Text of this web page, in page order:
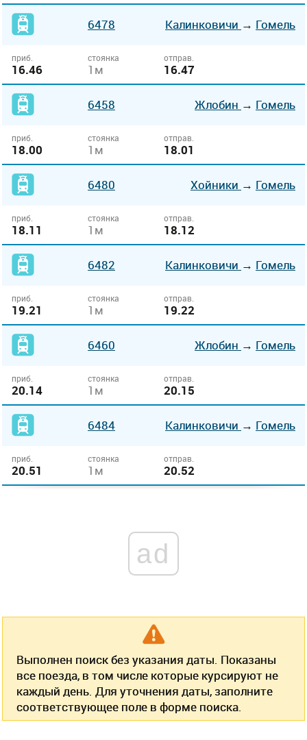
6478 Калинковичи → Гомель
приб.
16.46
стоянка
1м
отправ.
16.47
6458 Жлобин → Гомель
приб.
18.00
стоянка
1м
отправ.
18.01
6480 Хойники → Гомель
приб.
18.11
стоянка
1м
отправ.
18.12
6482 Калинковичи → Гомель
приб.
19.21
стоянка
1м
отправ.
19.22
6460 Жлобин → Гомель
приб.
20.14
стоянка
1м
отправ.
20.15
6484 Калинковичи → Гомель
приб.
20.51
стоянка
1м
отправ.
20.52
ad
Выполнен поиск без указания даты. Показаны
все поезда, в том числе которые курсируют не
каждый день. Для уточнения даты, заполните
соответствующее поле в форме поиска.